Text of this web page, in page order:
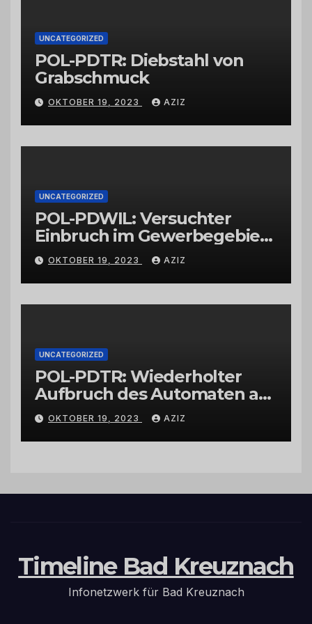
UNCATEGORIZED
POL-PDTR: Diebstahl von
Grabschmuck
OKTOBER 19, 2023 AZIZ
UNCATEGORIZED
POL-PDWIL: Versuchter
Einbruch im Gewerbegebiet
Wittlich
OKTOBER 19, 2023 AZIZ
UNCATEGORIZED
POL-PDTR: Wiederholter
Aufbruch des Automaten am
Wohnmobilstellplatz in
Hermeskeil am Labachweg
OKTOBER 19, 2023 AZIZ
Timeline Bad Kreuznach
Infonetzwerk für Bad Kreuznach